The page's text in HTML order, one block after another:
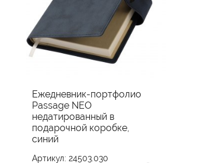
Ежедневник-портфолио
Passage NEO
недатированный в
подарочной коробке,
синий
Артикул: 24503.030